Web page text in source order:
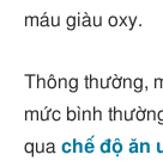
máu giàu oxy.
Thông thường,
mức bình
qua chế độ ăn